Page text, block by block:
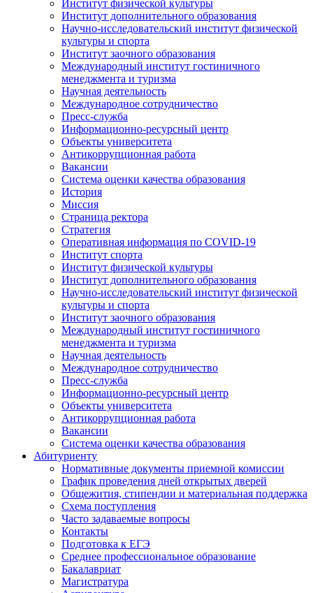
Институт физической культуры
Институт дополнительного образования
Научно-исследовательский институт физической
культуры и спорта
Институт заочного образования
Международный институт гостиничного
менеджмента и туризма
Научная деятельность
Международное сотрудничество
Пресс-служба
Информационно-ресурсный центр
Объекты университета
Антикоррупционная работа
Вакансии
Система оценки качества образования
История
Миссия
Страница ректора
Стратегия
Оперативная информация по COVID-19
Институт спорта
Институт физической культуры
Институт дополнительного образования
Научно-исследовательский институт физической
культуры и спорта
Институт заочного образования
Международный институт гостиничного
менеджмента и туризма
Научная деятельность
Международное сотрудничество
Пресс-служба
Информационно-ресурсный центр
Объекты университета
Антикоррупционная работа
Вакансии
Система оценки качества образования
Абитуриенту
Нормативные документы приемной комиссии
График проведения дней открытых дверей
Общежития, стипендии и материальная поддержка
Схема поступления
Часто задаваемые вопросы
Контакты
Подготовка к ЕГЭ
Среднее профессиональное образование
Бакалавриат
Магистратура